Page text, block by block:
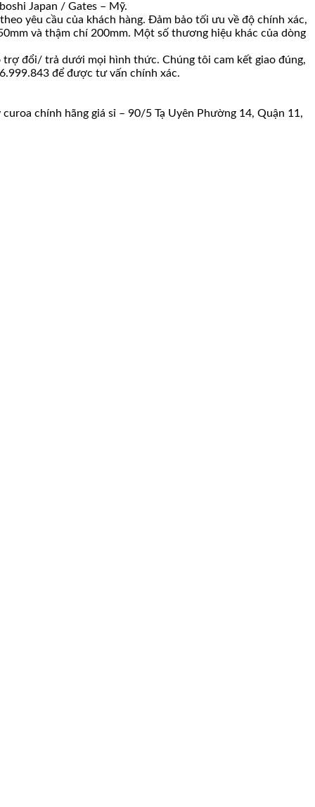
Japan / Gates – Mỹ.
yêu cầu của khách hàng. Đảm bảo tối ưu về độ chính xác,
và thậm chí 200mm. Một số thương hiệu khác của dòng
trợ đổi/ trả dưới mọi hình thức. Chúng tôi cam kết giao đúng,
để được tư vấn chính xác.
chính hãng giá sỉ – 90/5 Tạ Uyên Phường 14, Quận 11,